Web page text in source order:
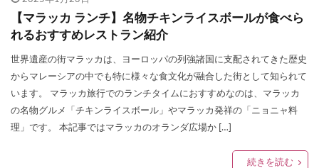
【マラッカ ランチ】名物チキンライスボールが食べら
れるおすすめレストラン紹介
世界遺産の街マラッカは、ヨーロッパの列強諸国に支配されてきた歴史
からマレーシアの中でも特に様々な食文化が融合した街として知られて
います。 マラッカ旅行でのランチタイムにおすすめなのは、マラッカ
の名物グルメ「チキンライスボール」やマラッカ発祥の「ニョニャ料
理」です。 本記事ではマラッカのオランダ広場か […]
続きを読む